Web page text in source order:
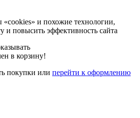
и похожие технологии,
и повысить эффективность сайта
в корзину!
покупки или перейти к оформлению